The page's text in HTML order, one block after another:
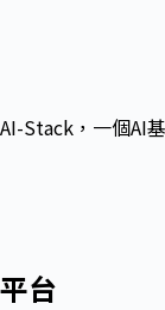
AI-Stack，一個AI
平台